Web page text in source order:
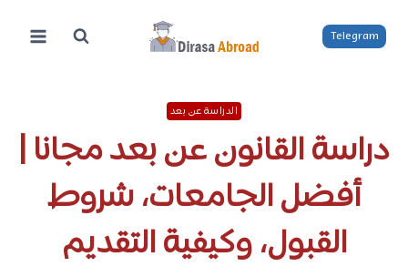
المحتوى
Telegram
الدراسة عن بعد
دراسة القانون عن بعد مجانا |
أفضل الجامعات، شروط
القبول، وكيفية التقديم